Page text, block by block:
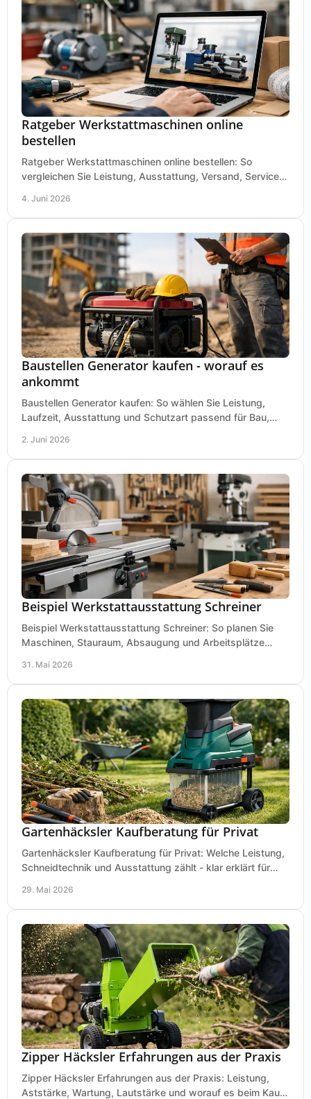
Ratgeber Werkstattmaschinen online
bestellen
Ratgeber Werkstattmaschinen online bestellen: So
vergleichen Sie Leistung, Ausstattung, Versand, Service
4. Juni 2026
Baustellen Generator kaufen - worauf es
ankommt
Baustellen Generator kaufen: So wählen Sie Leistung,
Laufzeit, Ausstattung und Schutzart passend für Bau,
2. Juni 2026
Beispiel Werkstattausstattung Schreiner
Beispiel Werkstattausstattung Schreiner: So planen Sie
Maschinen, Stauraum, Absaugung und Arbeitsplätze
31. Mai 2026
Gartenhäcksler Kaufberatung für Privat
Gartenhäcksler Kaufberatung für Privat: Welche Leistung,
Schneidtechnik und Ausstattung zählt - klar erklärt für
29. Mai 2026
Zipper Häcksler Erfahrungen aus der Praxis
Zipper Häcksler Erfahrungen aus der Praxis: Leistung,
Aststärke, Wartung, Lautstärke und worauf es beim Kauf